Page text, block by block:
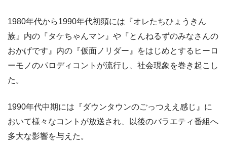
1980年代から1990年代初頭には『オレたちひょうきん
族』内の『タケちゃんマン』や『とんねるずのみなさんの
おかげです』内の『仮面ノリダー』をはじめとするヒーロ
ーモノのパロディコントが流行し、社会現象を巻き起こし
た。
1990年代中期には『ダウンタウンのごっつええ感じ』に
おいて様々なコントが放送され、以後のバラエティ番組へ
多大な影響を与えた。